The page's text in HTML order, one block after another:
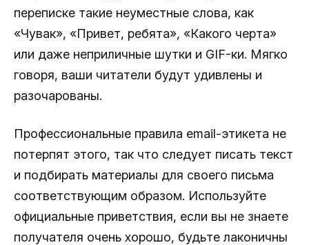
переписке такие неуместные слова, как
«Чувак», «Привет, ребята», «Какого черта»
или даже неприличные шутки и GIF-ки. Мягко
говоря, ваши читатели будут удивлены и
разочарованы.
Профессиональные правила email-этикета не
потерпят этого, так что следует писать текст
и подбирать материалы для своего письма
соответствующим образом. Используйте
официальные приветствия, если вы не знаете
получателя очень хорошо, будьте лаконичны